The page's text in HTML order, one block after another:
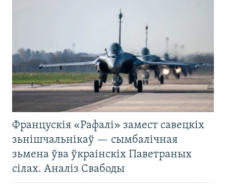
Францускія «Рафалі» замест савецкіх
зьнішчальнікаў — сымбалічная
зьмена ўва ўкраінскіх Паветраных
сілах. Аналіз Свабоды